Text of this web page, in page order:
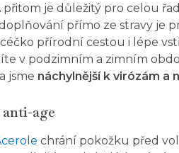
přitom je důležitý pro celou
přímo ze stravy je
přírodní cestou i lépe
v podzimním a zimním
jsme náchylnější k virózám a
age
chrání pokožku před